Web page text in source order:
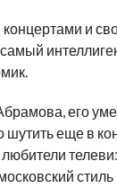
и
его
шутить еще в
любители